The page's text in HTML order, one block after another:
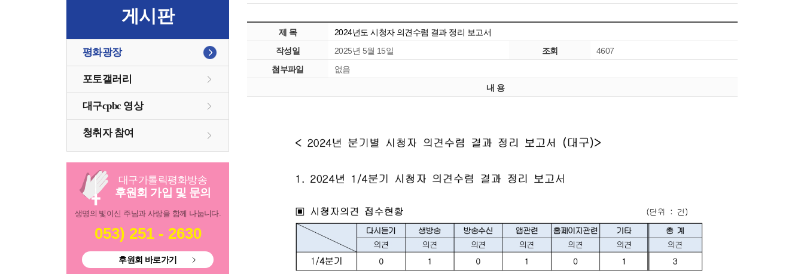
게시판
평화광장
포토갤러리
대구cpbc 영상
청취자 참여
대구가톨릭평화방송
후원회 가입 및 문의
생명의 빛이신 주님과 사랑을 함께 나눕니다.
053) 251 - 2630
후원회 바로가기
제 목
2024년도 시청자 의견수렴 결과 정리 보고서
작성일
2025년 5월 15일 조회
4607
첨부파일
없음
내 용